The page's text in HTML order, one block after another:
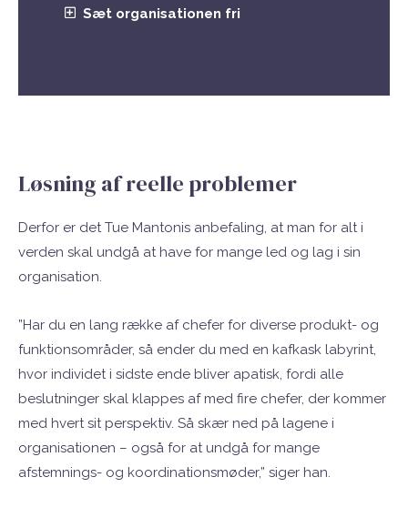
Sæt organisationen fri
Løsning af reelle problemer
Derfor er det Tue Mantonis anbefaling, at man for alt i
verden skal undgå at have for mange led og lag i sin
organisation.
”Har du en lang række af chefer for diverse produkt- og
funktionsområder, så ender du med en kafkask labyrint,
hvor individet i sidste ende bliver apatisk, fordi alle
beslutninger skal klappes af med fire chefer, der kommer
med hvert sit perspektiv. Så skær ned på lagene i
organisationen – også for at undgå for mange
afstemnings- og koordinationsmøder,” siger han.